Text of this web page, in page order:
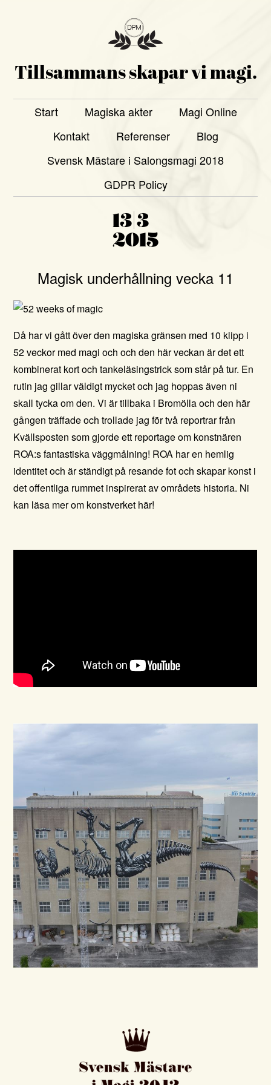
Tillsammans skapar vi magi.
Start Magiska akter
Magi Online
Kontakt
Referenser
Blog
Svensk Mästare i Salongsmagi 2018
GDPR Policy
13|3
2015
Magisk underhållning vecka 11
Då har vi gått över den magiska gränsen med 10 klipp i
52 veckor med magi och och den här veckan är det ett
kombinerat kort och tankeläsingstrick som står på tur. En
rutin jag gillar väldigt mycket och jag hoppas även ni
skall tycka om den. Vi är tillbaka i Bromölla och den här
gången träffade och trollade jag för två reportrar från
Kvällsposten som gjorde ett reportage om konstnären
ROA:s fantastiska väggmålning! ROA har en hemlig
identitet och är ständigt på resande fot och skapar konst i
det offentliga rummet inspirerat av områdets historia. Ni
kan läsa mer om konstverket här!